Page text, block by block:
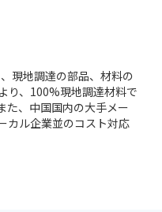
現地調達の部品、材料の
り、100%現地調達材料で
た、中国国内の大手メー
カル企業並のコスト対応